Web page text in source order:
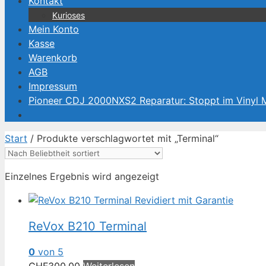
Kurioses
Mein Konto
Kasse
Warenkorb
AGB
Impressum
Pioneer CDJ 2000NXS2 Reparatur: Stoppt im Vinyl
Start / Produkte verschlagwortet mit „Terminal“
Einzelnes Ergebnis wird angezeigt
ReVox B210 Terminal
0 von 5